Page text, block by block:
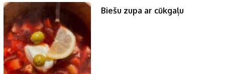
Biešu zupa ar cūkgaļu